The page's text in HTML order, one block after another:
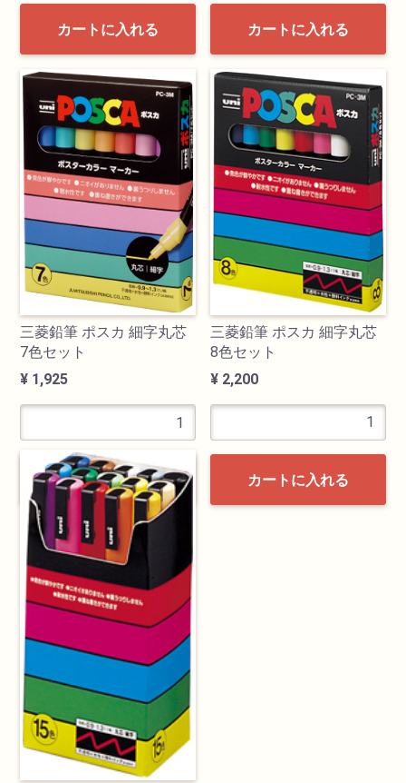
カートに入れる カートに入れる
三菱鉛筆 ポスカ 細字丸芯
7色セット
¥ 1,925
カートに入れる
三菱鉛筆 ポスカ 細字丸芯
8色セット
¥ 2,200
カートに入れる